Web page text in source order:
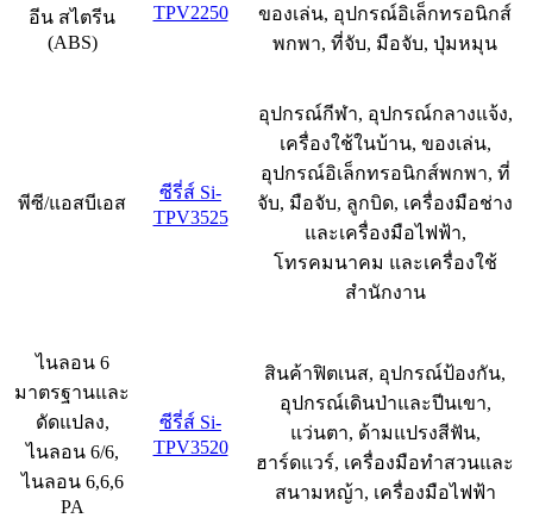
อีน สไตรีน
(ABS)
TPV2250
ของเล่น, อุปกรณ์อิเล็กทรอนิกส์
พกพา, ที่จับ, มือจับ, ปุ่มหมุน
พีซี/แอสบีเอส
ซีรี่ส์ Si-
TPV3525
อุปกรณ์กีฬา, อุปกรณ์กลางแจ้ง,
เครื่องใช้ในบ้าน, ของเล่น,
อุปกรณ์อิเล็กทรอนิกส์พกพา, ที่
จับ, มือจับ, ลูกบิด, เครื่องมือช่าง
และเครื่องมือไฟฟ้า,
โทรคมนาคม และเครื่องใช้
สำนักงาน
ไนลอน 6
มาตรฐานและ
ดัดแปลง,
ไนลอน 6/6,
ไนลอน 6,6,6
PA
ซีรี่ส์ Si-
TPV3520
สินค้าฟิตเนส, อุปกรณ์ป้องกัน,
อุปกรณ์เดินป่าและปีนเขา,
แว่นตา, ด้ามแปรงสีฟัน,
ฮาร์ดแวร์, เครื่องมือทำสวนและ
สนามหญ้า, เครื่องมือไฟฟ้า